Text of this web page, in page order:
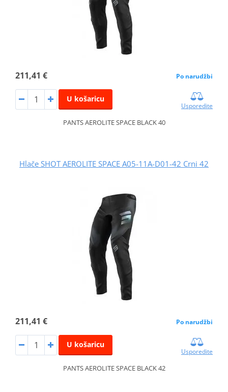
211,41 € Po narudžbi
U košaricu
Usporedite
PANTS AEROLITE SPACE BLACK 40
Hlače SHOT AEROLITE SPACE A05-11A-D01-42 Crni 42
211,41 € Po narudžbi
U košaricu
Usporedite
PANTS AEROLITE SPACE BLACK 42